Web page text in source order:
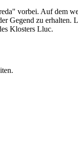
vorbei. Auf dem
Gegend zu
Klosters Lluc.